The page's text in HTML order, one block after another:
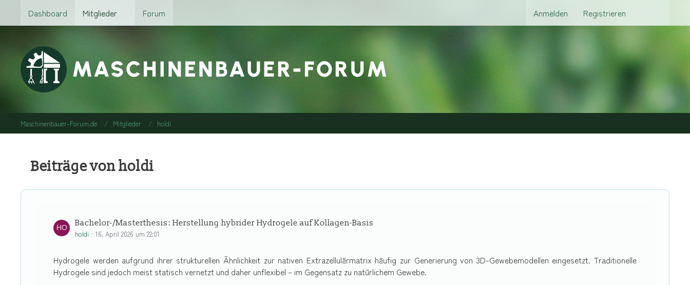
Dashboard Mitglieder Forum Anmelden Registrieren
Maschinenbauer-Forum.de Mitglieder holdi
Beiträge von holdi
Bachelor-/Masterthesis: Herstellung hybrider Hydrogele auf Kollagen-Basis
holdi 16. April 2026 um 22:01
Hydrogele werden aufgrund ihrer strukturellen Ähnlichkeit zur nativen Extrazellulärmatrix häufig zur Generierung von 3D-Gewebemodellen eingesetzt. Traditionelle
Hydrogele sind jedoch meist statisch vernetzt und daher unflexibel – im Gegensatz zu natürlichem Gewebe.